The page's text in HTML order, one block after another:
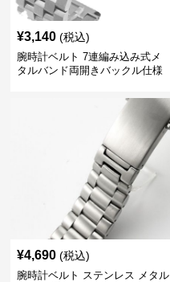
¥3,140 (税込)
腕時計ベルト 7連編み込み式メ
タルバンド両開きバックル仕様
¥4,690 (税込)
腕時計ベルト ステンレス メタル